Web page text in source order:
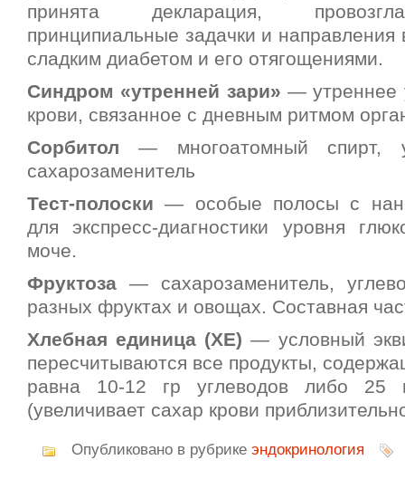
принята декларация,
принципиальные задачки и направления
сладким диабетом и его отягощениями.
Синдром «утренней зари» — утреннее
крови, связанное с дневным ритмом
Сорбитол — многоатомный спирт,
сахарозаменитель
Тест-полоски — особые полосы с
для экспресс-диагностики уровня
моче.
Фруктоза — сахарозаменитель,
разных фруктах и овощах. Составная
Хлебная единица (ХЕ) — условный
пересчитываются все продукты,
равна 10-12 гр углеводов либо 25
(увеличивает сахар крови
Опубликовано в рубрике эндокринология